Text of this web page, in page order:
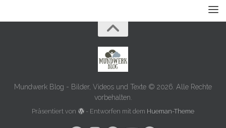
Mundwerk Blog - Bilder, Videos und Texte © 2026. Alle Rechte
vorbehalten.
Präsentiert von - Entworfen mit dem Hueman-Theme